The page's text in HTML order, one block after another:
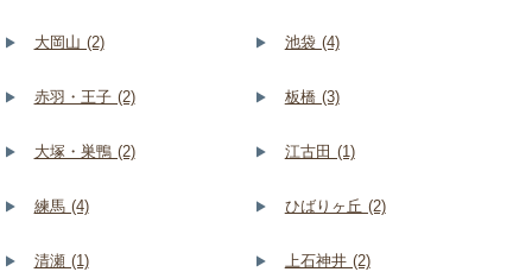
大岡山 (2) 池袋 (4)
赤羽・王子 (2) 板橋 (3)
大塚・巣鴨 (2) 江古田 (1)
練馬 (4) ひばりヶ丘 (2)
清瀬 (1) 上石神井 (2)